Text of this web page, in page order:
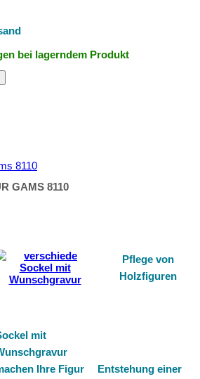
bei lagerndem Produkt
GAMS 8110
Pflege von
Holzfiguren
mit
Ihre Figur
Entstehung einer